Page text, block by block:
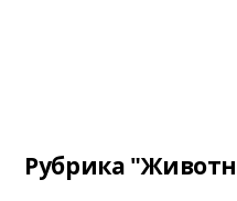
Рубрика